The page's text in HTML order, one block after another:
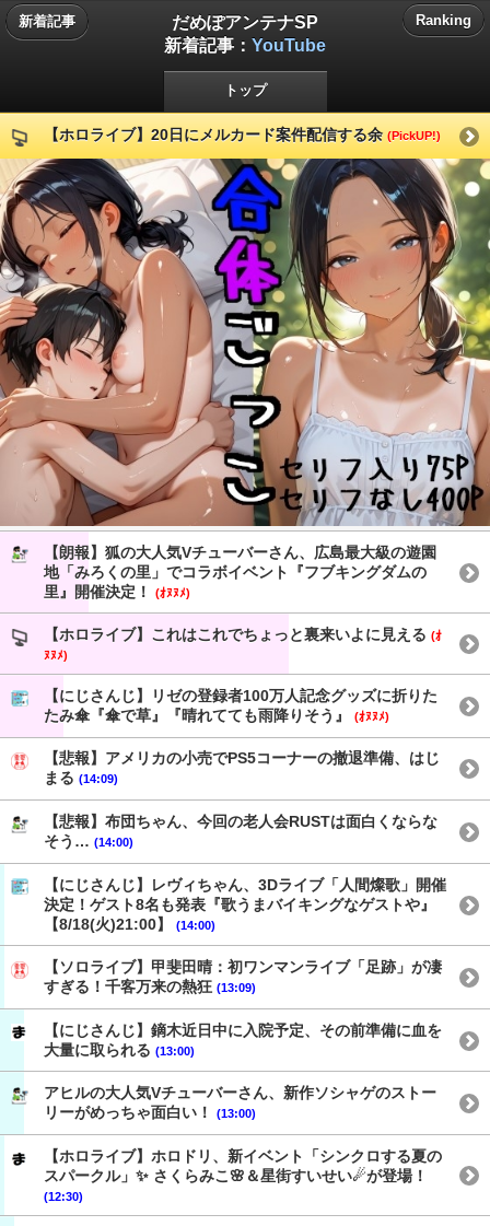
新着記事
だめぽアンテナSP
新着記事： YouTube
Ranking
トップ
【ホロライブ】20日にメルカード案件配信する余 (PickUP!)
【朗報】狐の大人気Vチューバーさん、広島最大級の遊園
地「みろくの里」でコラボイベント『フブキングダムの
里』開催決定！
(ｵﾇﾇﾒ)
【ホロライブ】これはこれでちょっと裏来いよに見える (ｵ
ﾇﾇﾒ)
【にじさんじ】リゼの登録者100万人記念グッズに折りた
たみ傘『傘で草』『晴れてても雨降りそう』
(ｵﾇﾇﾒ)
【悲報】アメリカの小売でPS5コーナーの撤退準備、はじ
まる (14:09)
【悲報】布団ちゃん、今回の老人会RUSTは面白くならな
そう… (14:00)
【にじさんじ】レヴィちゃん、3Dライブ「人間燦歌」開催
決定！ゲスト8名も発表『歌うまバイキングなゲストや』
【8/18(火)21:00】
(14:00)
【ソロライブ】甲斐田晴：初ワンマンライブ「足跡」が凄
すぎる！千客万来の熱狂 (13:09)
【にじさんじ】鏑木近日中に入院予定、その前準備に血を
大量に取られる (13:00)
アヒルの大人気Vチューバーさん、新作ソシャゲのストー
リーがめっちゃ面白い！
(13:00)
【ホロライブ】ホロドリ、新イベント「シンクロする夏の
スパークル」✨ さくらみこ🌸＆星街すいせい☄が登場！
(12:30)